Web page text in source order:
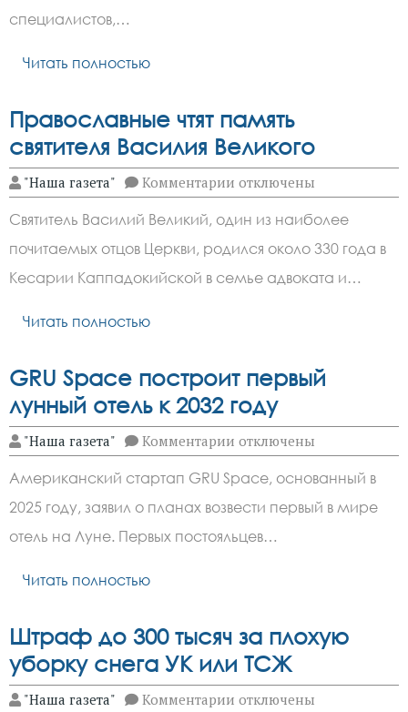
специалистов,…
Читать полностью
Православные чтят память
святителя Василия Великого
"Наша газета" Комментарии к
записи
Православные
чтят
память
святителя
Василия
Великого
отключены
Святитель Василий Великий, один из наиболее
почитаемых отцов Церкви, родился около 330 года в
Кесарии Каппадокийской в семье адвоката и…
Читать полностью
GRU Space построит первый
лунный отель к 2032 году
"Наша газета" Комментарии к
записи
Space
построит
первый
лунный
отель
отключены
Американский стартап GRU Space, основанный в
2025 году, заявил о планах возвести первый в мире
отель на Луне. Первых постояльцев…
Читать полностью
Штраф до 300 тысяч за плохую
уборку снега УК или ТСЖ
"Наша газета" Комментарии котключены